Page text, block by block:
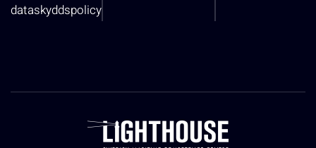
dataskyddspolicy